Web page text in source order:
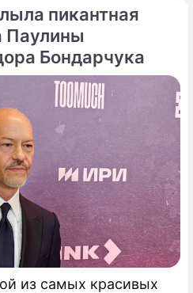
пикантная
Паулины
Бондарчука
из самых красивых